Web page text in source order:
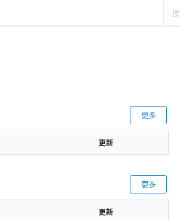
更多
更新
更多
更新